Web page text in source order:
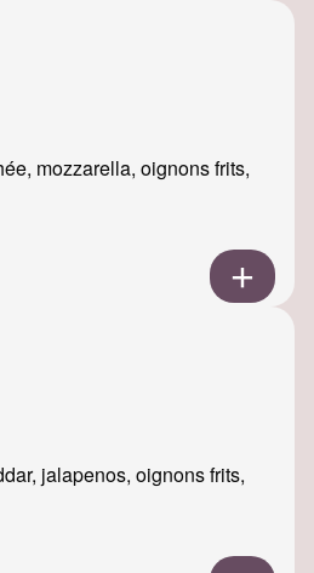
mozzarella, oignons frits,
jalapenos, oignons frits,